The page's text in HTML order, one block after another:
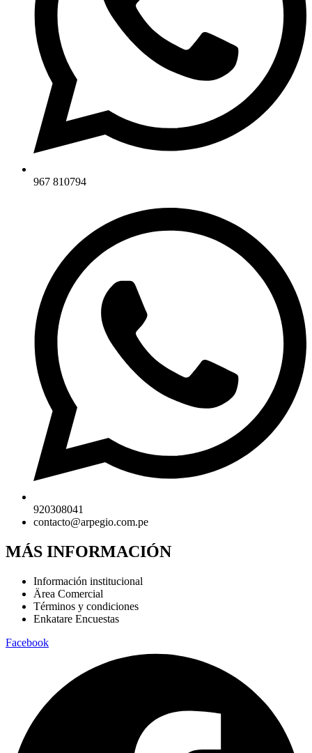
967 810794
920308041
contacto@arpegio.com.pe
MÁS INFORMACIÓN
Información institucional
Ärea Comercial
Términos y condiciones
Enkatare Encuestas
Facebook